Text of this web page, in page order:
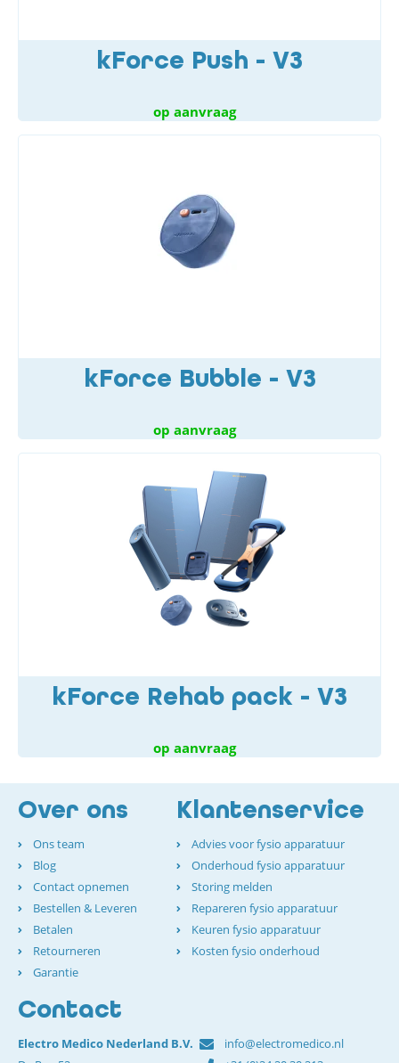
kForce Push - V3
op aanvraag
kForce Bubble - V3
op aanvraag
kForce Rehab pack - V3
op aanvraag
Over ons
Ons team
Blog
Contact opnemen
Bestellen & Leveren
Betalen
Retourneren
Garantie
Klantenservice
Advies voor fysio apparatuur
Onderhoud fysio apparatuur
Storing melden
Repareren fysio apparatuur
Keuren fysio apparatuur
Kosten fysio onderhoud
Contact
Electro Medico Nederland B.V.
info@electromedico.nl